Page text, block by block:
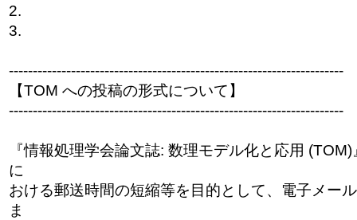
2.
3.
----------------------------------------------------------------------
【TOM への投稿の形式について】
----------------------------------------------------------------------
『情報処理学会論文誌: 数理モデル化と応用
に
おける郵送時間の短縮等を目的として、電子メー
ま